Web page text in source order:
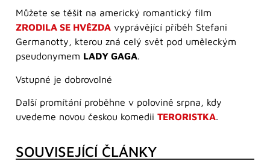
Můžete se těšit na americký romantický film
ZRODILA SE HVĚZDA vyprávějící příběh Stefani
Germanotty, kterou zná celý svět pod uměleckým
pseudonymem LADY GAGA.
Vstupné je dobrovolné
Další promítání proběhne v polovině srpna, kdy
uvedeme novou českou komedii TERORISTKA.
SOUVISEJÍCÍ ČLÁNKY